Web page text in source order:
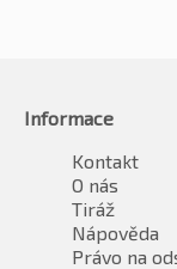
Informace
Kontakt
O nás
Tiráž
Nápověda
Právo na